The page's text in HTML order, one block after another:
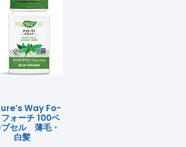
Way Fo-
ォーチ 100ベ
プセル 薄毛・
白髪